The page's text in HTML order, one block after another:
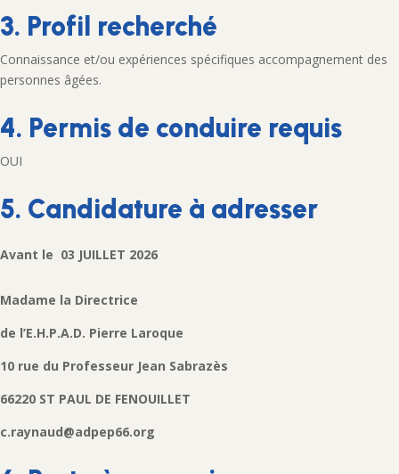
3. Profil recherché
Connaissance et/ou expériences spécifiques accompagnement des
personnes âgées.
4. Permis de conduire requis
OUI
5. Candidature à adresser
Avant le 03 JUILLET 2026
Madame la Directrice
de l’E.H.P.A.D. Pierre Laroque
10 rue du Professeur Jean Sabrazès
66220 ST PAUL DE FENOUILLET
c.raynaud@adpep66.org